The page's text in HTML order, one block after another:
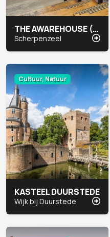
THE AWAREHOUSE (INTERFACE)
Scherpenzeel
Cultuur, Natuur
KASTEEL DUURSTEDE
Wijk bij Duurstede